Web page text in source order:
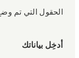
الحقول التي تم
أدخِل بياناتك